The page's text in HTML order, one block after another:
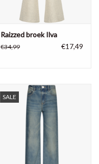
Raizzed broek Ilva
€34,99 €17,49
SALE